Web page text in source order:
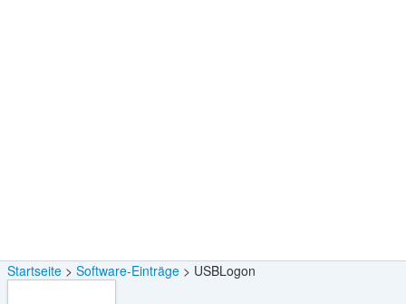
Startseite Software-Einträge USBLogon